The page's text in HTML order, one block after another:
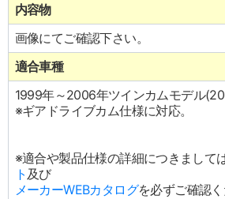
内容物
画像にてご確認下さい。
適合車種
1999年～2006年ツインカムモデル
※ギアドライブカム仕様に対応。
※適合や製品仕様の詳細につきまして
ト 及び
メーカーWEBカタログを必ずご確認く